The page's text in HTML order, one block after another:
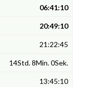
06:41:10
20:49:10
21:22:45
14Std. 8Min. 0Sek.
13:45:10